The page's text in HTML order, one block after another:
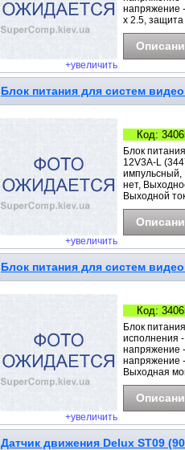
+увеличить
напряжение
х 2.5, защита
Блок питания для систем
+увеличить
Код:
Блок
12V3A-L
импульсный,
нет,
Выходной
Блок питания для систем
+увеличить
Код:
Блок
исполнения
напряжение
напряжение
Выходная
Датчик движения Delux ST09